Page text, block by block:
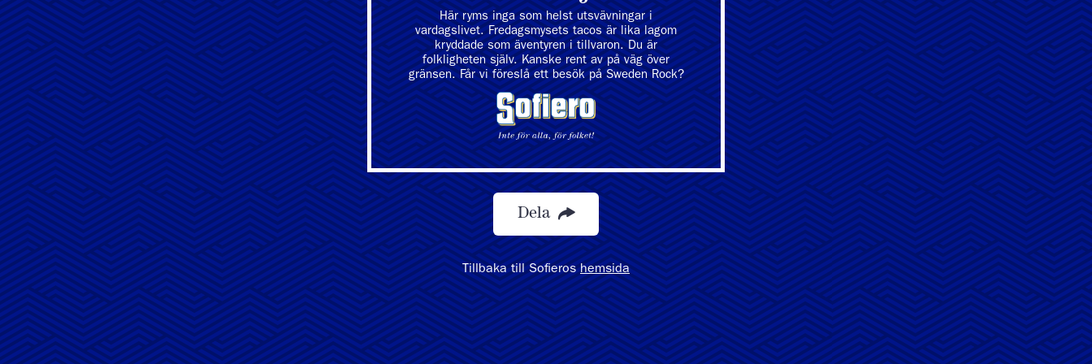
Här ryms inga som helst utsvävningar i
vardagslivet. Fredagsmysets tacos är lika lagom
kryddade som äventyren i tillvaron. Du är
folkligheten själv. Kanske rent av på väg över
gränsen. Får vi föreslå ett besök på Sweden Rock?
Dela
Tillbaka till Sofieroshemsida